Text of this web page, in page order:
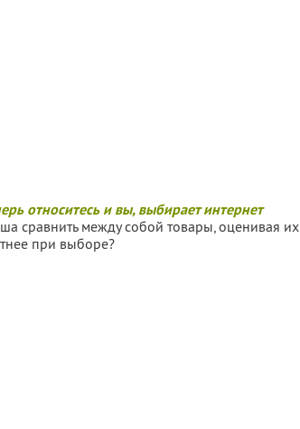
относитесь и вы, выбирает интернет
сравнить между собой товары, оценивая их
при выборе?